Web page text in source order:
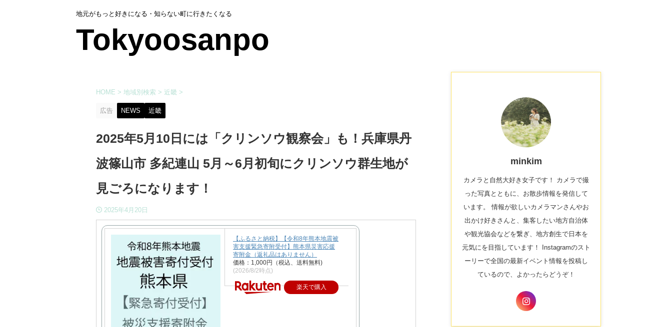
地元がもっと好きになる・知らない町に行きたくなる
Tokyoosanpo
HOME > 地域別検索 > 近畿 >
広告 NEWS 近畿
2025年5月10日には「クリンソウ観察会」も！兵庫県丹
波篠山市 多紀連山 5月～6月初旬にクリンソウ群生地が
見ごろになります！
2025年4月20日
【ふるさと納税】【令和8年熊本地震被
害支援緊急寄附受付】熊本県災害応援
寄附金（返礼品はありません）
価格：1,000円（税込、送料無料)
(2026/8/2時点)
楽天で購入
minkim
カメラと自然大好き女子です！ カメラで撮
った写真とともに、お散歩情報を発信して
います。 情報が欲しいカメラマンさんやお
出かけ好きさんと、集客したい地方自治体
や観光協会などを繋ぎ、地方創生で日本を
元気にを目指しています！ Instagramのスト
ーリーで全国の最新イベント情報を投稿し
ているので、よかったらどうぞ！